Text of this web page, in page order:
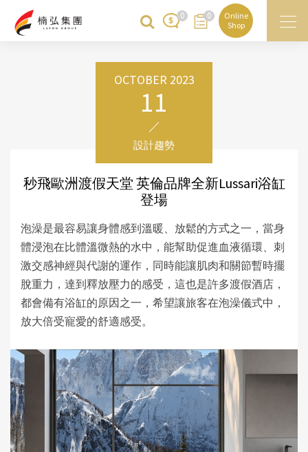
0 0
Online
Shop
OCTOBER 2023
11
設計趨勢
秒飛歐洲渡假天堂 英倫品牌全新Lussari浴缸
登場
泡澡是最容易讓身體感到溫暖、放鬆的方式之一 ，當身
體浸泡在比體溫微熱的水中 ，能幫助促進血液循環、刺
激交感神經與代謝的運作，同時能讓肌肉和關節暫時擺
脫重力，達到釋放壓力的感受，這也是許多渡假酒店，
都會備有浴缸的原因之一，希望讓旅客在泡澡儀式中，
放大倍受寵愛的舒適感受。